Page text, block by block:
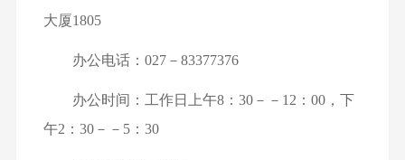
大厦1805
办公电话：027－83377376
办公时间：工作日上午8：30－－12：00，下
午2：30－－5：30